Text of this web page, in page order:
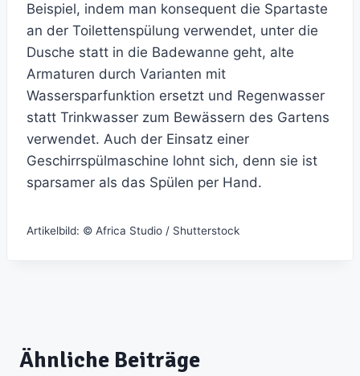
Beispiel, indem man konsequent die Spartaste
an der Toilettenspülung verwendet, unter die
Dusche statt in die Badewanne geht, alte
Armaturen durch Varianten mit
Wassersparfunktion ersetzt und Regenwasser
statt Trinkwasser zum Bewässern des Gartens
verwendet. Auch der Einsatz einer
Geschirrspülmaschine lohnt sich, denn sie ist
sparsamer als das Spülen per Hand.
Artikelbild: © Africa Studio / Shutterstock
Ähnliche Beiträge